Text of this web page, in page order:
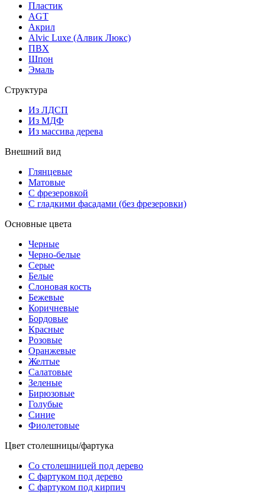
Пластик
AGT
Акрил
Alvic Luxe (Алвик Люкс)
ПВХ
Шпон
Эмаль
Структура
Из ЛДСП
Из МДФ
Из массива дерева
Внешний вид
Глянцевые
Матовые
С фрезеровкой
С гладкими фасадами (без фрезеровки)
Основные цвета
Черные
Черно-белые
Серые
Белые
Слоновая кость
Бежевые
Коричневые
Бордовые
Красные
Розовые
Оранжевые
Желтые
Салатовые
Зеленые
Бирюзовые
Голубые
Синие
Фиолетовые
Цвет столешницы/фартука
Со столешницей под дерево
С фартуком под дерево
С фартуком под кирпич